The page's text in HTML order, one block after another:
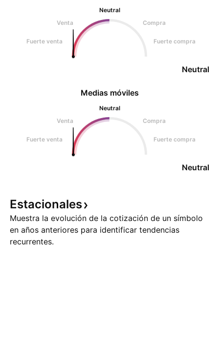
Neutral
Venta
Compra
Fuerte venta Fuerte compra
Neutral
Medias móviles
Neutral
Venta
Compra
Fuerte venta Fuerte compra
Neutral
Estacionales
Muestra la evolución de la cotización de un símbolo
en años anteriores para identificar tendencias
recurrentes.